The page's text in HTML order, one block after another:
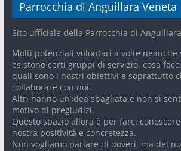
Parrocchia di Anguillara Veneta
Sito ufficiale della Parrocchia di
Molti potenziali volontari a volte neanche
esistono certi gruppi di servizio, cosa
quali sono i nostri obiettivi e soprattutto
collaborare con noi.
Altri hanno un’idea sbagliata e non si
motivo di pregiudizi.
Questo spazio allora è per farci
nostra positività e concretezza.
Non vogliamo parlare di doveri, ma del